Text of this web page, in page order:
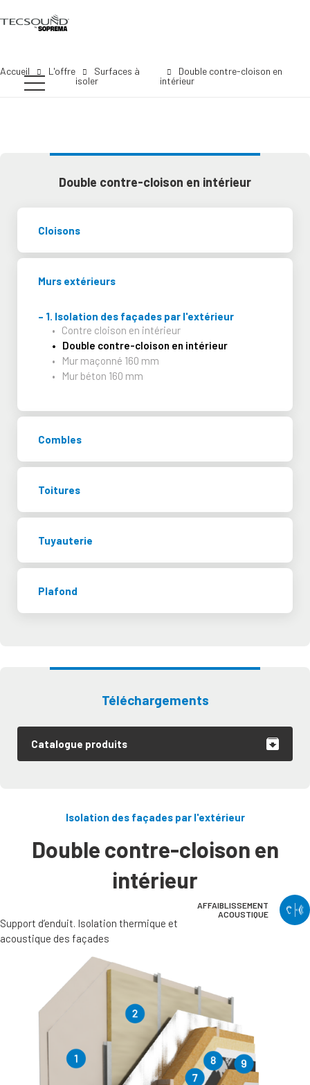
Accueil L'offre
Surfaces à
isoler
Double contre-cloison en
intérieur
Double contre-cloison en intérieur
Cloisons
Murs extérieurs
Isolation des façades par l'extérieur
Contre cloison en intérieur
Double contre-cloison en intérieur
Mur maçonné 160 mm
Mur béton 160 mm
Combles
Toitures
Tuyauterie
Plafond
Téléchargements
Catalogue produits
Isolation des façades par l'extérieur
Double contre-cloison en
intérieur
AFFAIBLISSEMENT
ACOUSTIQUE
Support d’enduit. Isolation thermique et
acoustique des façades